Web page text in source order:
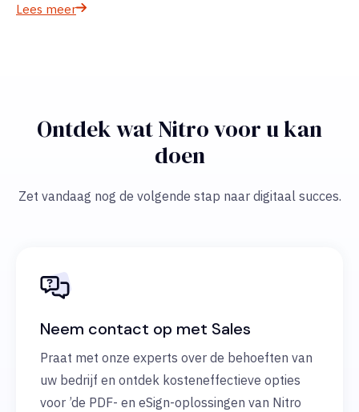
Lees meer
Ontdek wat Nitro voor u kan
doen
Zet vandaag nog de volgende stap naar digitaal succes.
Neem contact op met Sales
Praat met onze experts over de behoeften van
uw bedrijf en ontdek kosteneffectieve opties
voor ’de PDF- en eSign-oplossingen van Nitro